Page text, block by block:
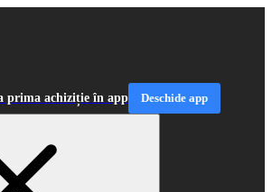
prima achiziție în app Deschide app